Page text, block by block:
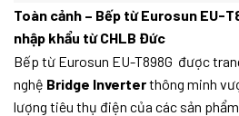
Toàn cảnh – Bếp từ Eurosun EU-
nhập khẩu từ CHLB Đức
Bếp từ Eurosun EU-T898G được
nghệ Bridge Inverterthông minh
lượng tiêu thụ điện của các sản